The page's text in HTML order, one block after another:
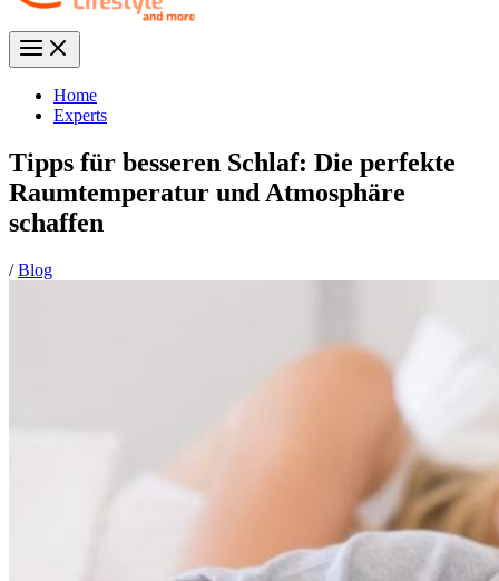
Home
Experts
Tipps für besseren Schlaf: Die perfekte
Raumtemperatur und Atmosphäre
schaffen
/Blog